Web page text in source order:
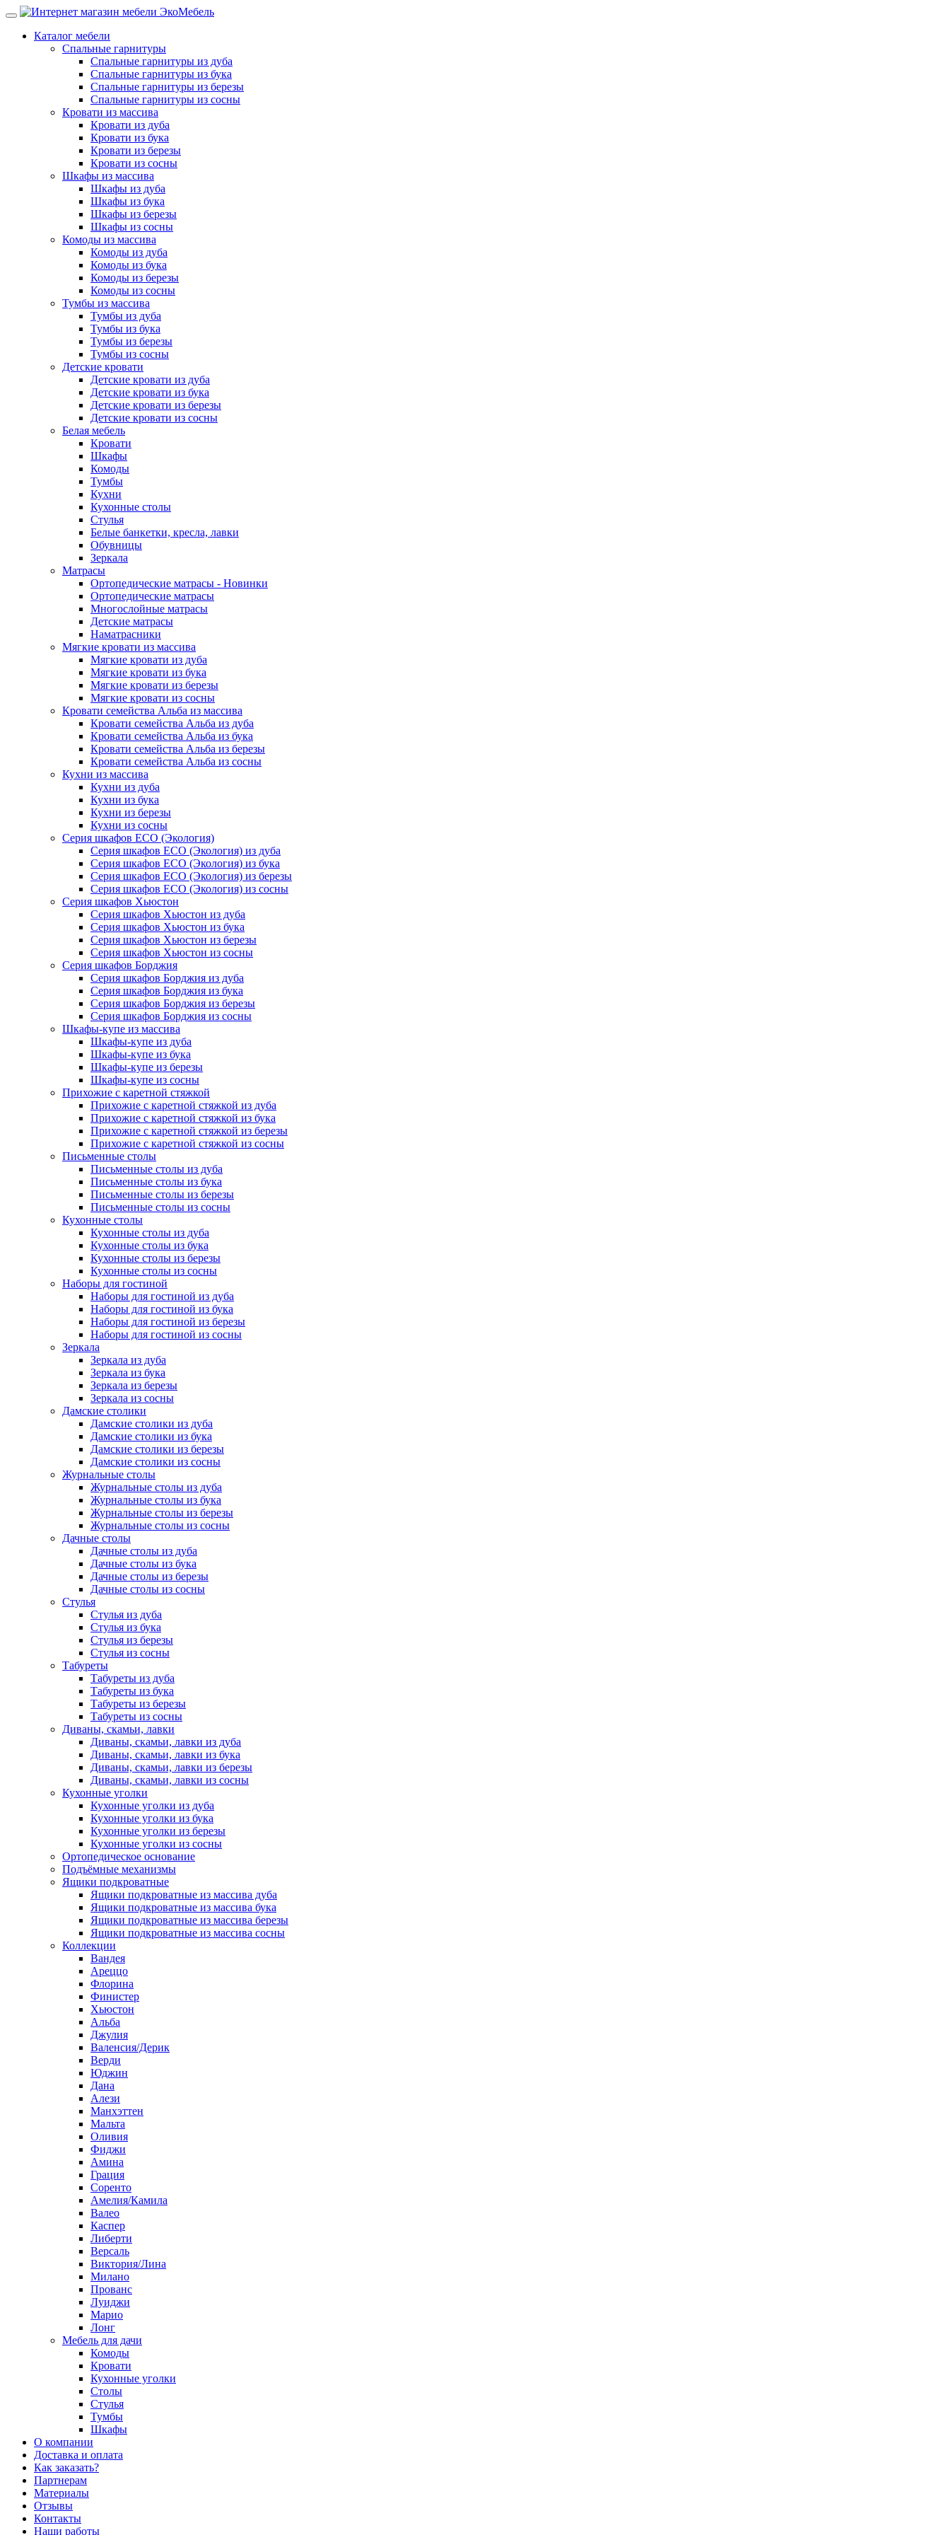
Каталог мебели
Спальные гарнитуры
Спальные гарнитуры из дуба
Спальные гарнитуры из бука
Спальные гарнитуры из березы
Спальные гарнитуры из сосны
Кровати из массива
Кровати из дуба
Кровати из бука
Кровати из березы
Кровати из сосны
Шкафы из массива
Шкафы из дуба
Шкафы из бука
Шкафы из березы
Шкафы из сосны
Комоды из массива
Комоды из дуба
Комоды из бука
Комоды из березы
Комоды из сосны
Тумбы из массива
Тумбы из дуба
Тумбы из бука
Тумбы из березы
Тумбы из сосны
Детские кровати
Детские кровати из дуба
Детские кровати из бука
Детские кровати из березы
Детские кровати из сосны
Белая мебель
Кровати
Шкафы
Комоды
Тумбы
Кухни
Кухонные столы
Стулья
Белые банкетки, кресла, лавки
Обувницы
Зеркала
Матрасы
Ортопедические матрасы - Новинки
Ортопедические матрасы
Многослойные матрасы
Детские матрасы
Наматрасники
Мягкие кровати из массива
Мягкие кровати из дуба
Мягкие кровати из бука
Мягкие кровати из березы
Мягкие кровати из сосны
Кровати семейства Альба из массива
Кровати семейства Альба из дуба
Кровати семейства Альба из бука
Кровати семейства Альба из березы
Кровати семейства Альба из сосны
Кухни из массива
Кухни из дуба
Кухни из бука
Кухни из березы
Кухни из сосны
Серия шкафов ECO (Экология)
Серия шкафов ECO (Экология) из дуба
Серия шкафов ECO (Экология) из бука
Серия шкафов ECO (Экология) из березы
Серия шкафов ECO (Экология) из сосны
Серия шкафов Хьюстон
Серия шкафов Хьюстон из дуба
Серия шкафов Хьюстон из бука
Серия шкафов Хьюстон из березы
Серия шкафов Хьюстон из сосны
Серия шкафов Борджия
Серия шкафов Борджия из дуба
Серия шкафов Борджия из бука
Серия шкафов Борджия из березы
Серия шкафов Борджия из сосны
Шкафы-купе из массива
Шкафы-купе из дуба
Шкафы-купе из бука
Шкафы-купе из березы
Шкафы-купе из сосны
Прихожие с каретной стяжкой
Прихожие с каретной стяжкой из дуба
Прихожие с каретной стяжкой из бука
Прихожие с каретной стяжкой из березы
Прихожие с каретной стяжкой из сосны
Письменные столы
Письменные столы из дуба
Письменные столы из бука
Письменные столы из березы
Письменные столы из сосны
Кухонные столы
Кухонные столы из дуба
Кухонные столы из бука
Кухонные столы из березы
Кухонные столы из сосны
Наборы для гостиной
Наборы для гостиной из дуба
Наборы для гостиной из бука
Наборы для гостиной из березы
Наборы для гостиной из сосны
Зеркала
Зеркала из дуба
Зеркала из бука
Зеркала из березы
Зеркала из сосны
Дамские столики
Дамские столики из дуба
Дамские столики из бука
Дамские столики из березы
Дамские столики из сосны
Журнальные столы
Журнальные столы из дуба
Журнальные столы из бука
Журнальные столы из березы
Журнальные столы из сосны
Дачные столы
Дачные столы из дуба
Дачные столы из бука
Дачные столы из березы
Дачные столы из сосны
Стулья
Стулья из дуба
Стулья из бука
Стулья из березы
Стулья из сосны
Табуреты
Табуреты из дуба
Табуреты из бука
Табуреты из березы
Табуреты из сосны
Диваны, скамьи, лавки
Диваны, скамьи, лавки из дуба
Диваны, скамьи, лавки из бука
Диваны, скамьи, лавки из березы
Диваны, скамьи, лавки из сосны
Кухонные уголки
Кухонные уголки из дуба
Кухонные уголки из бука
Кухонные уголки из березы
Кухонные уголки из сосны
Ортопедическое основание
Подъёмные механизмы
Ящики подкроватные
Ящики подкроватные из массива дуба
Ящики подкроватные из массива бука
Ящики подкроватные из массива березы
Ящики подкроватные из массива сосны
Коллекции
Вандея
Ареццо
Флорина
Финистер
Хьюстон
Альба
Джулия
Валенсия/Дерик
Верди
Юджин
Дана
Алези
Манхэттен
Мальта
Оливия
Фиджи
Амина
Грация
Соренто
Амелия/Камила
Валео
Каспер
Либерти
Версаль
Виктория/Лина
Милано
Прованс
Луиджи
Марио
Лонг
Мебель для дачи
Комоды
Кровати
Кухонные уголки
Столы
Стулья
Тумбы
Шкафы
О компании
Доставка и оплата
Как заказать?
Партнерам
Материалы
Отзывы
Контакты
Наши работы